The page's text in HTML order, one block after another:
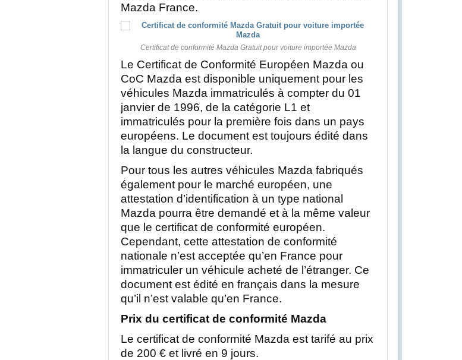
Mazda France.
Certificat de conformité Mazda Gratuit pour voiture importée Mazda
Le Certificat de Conformité Européen Mazda ou
CoC Mazda est disponible uniquement pour les
véhicules Mazda immatriculés à compter du 01
janvier de 1996, de la catégorie L1 et
immatriculés pour la première fois dans un pays
européens. Le document est toujours édité dans
la langue du constructeur.
Pour tous les autres véhicules Mazda fabriqués
également pour le marché européen, une
attestation d’identification à un type national
Mazda pourra être demandé et à la même valeur
que le certificat de conformité européen.
Cependant, cette attestation de conformité
nationale n’est acceptée qu’en France pour
immatriculer un véhicule acheté de l’étranger. Ce
document est édité en français dans la mesure
qu’il n’est valable qu’en France.
Prix du certificat de conformité Mazda
Le certificat de conformité Mazda est tarifé au prix
de 200 € et livré en 9 jours.